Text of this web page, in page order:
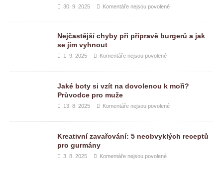
30. 9. 2025 Komentáře nejsou povolené
Nejčastější chyby při přípravě burgerů a jak
se jim vyhnout
1. 9. 2025 Komentáře nejsou povolené
Jaké boty si vzít na dovolenou k moři?
Průvodce pro muže
13. 8. 2025 Komentáře nejsou povolené
Kreativní zavařování: 5 neobvyklých receptů
pro gurmány
3. 8. 2025 Komentáře nejsou povolené